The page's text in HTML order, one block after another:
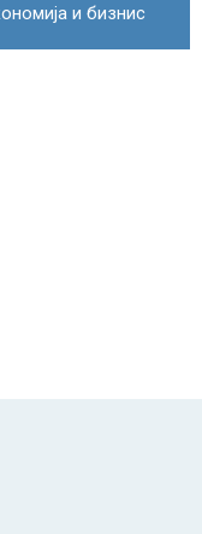
и бизнис